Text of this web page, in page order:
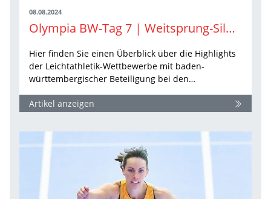
08.08.2024
Olympia BW-Tag 7 | Weitsprung-Silber für Mihambo und Erleichterungsschrei im Kugelstoßen der Frauen
Hier finden Sie einen Überblick über die Highlights
der Leichtathletik-Wettbewerbe mit baden-
württembergischer Beteiligung bei den…
Artikel anzeigen